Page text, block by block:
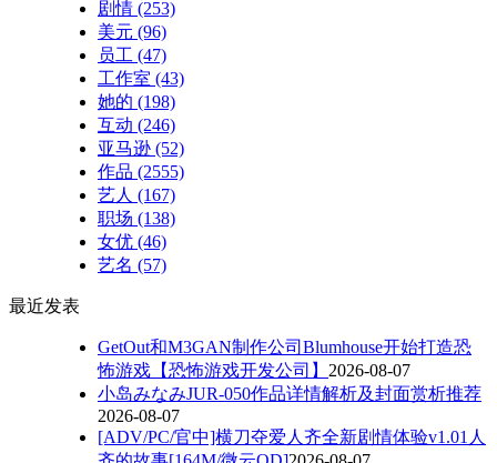
剧情 (253)
美元 (96)
员工 (47)
工作室 (43)
她的 (198)
互动 (246)
亚马逊 (52)
作品 (2555)
艺人 (167)
职场 (138)
女优 (46)
艺名 (57)
最近发表
GetOut和M3GAN制作公司Blumhouse开始打造恐
怖游戏【恐怖游戏开发公司】 2026-08-07
小岛みなみJUR-050作品详情解析及封面赏析推荐
2026-08-07
[ADV/PC/官中]横刀夺爱人齐全新剧情体验v1.01人